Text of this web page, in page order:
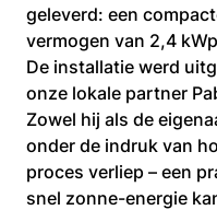
geleverd: een
vermogen van 2,4
De installatie werd
onze lokale partner
Zowel hij als de
onder de indruk van
proces verliep – een
snel zonne-energie